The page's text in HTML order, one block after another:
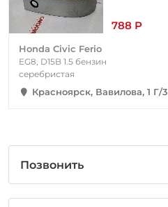
788 Р
Honda Civic Ferio
EG8, D15B 1.5 бензин
серебристая
Красноярск, Вавилова, 1 Г/3
Позвонить